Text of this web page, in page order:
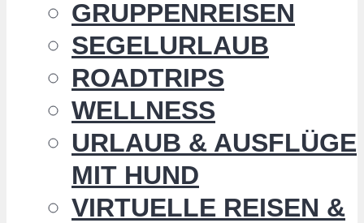
GRUPPENREISEN
SEGELURLAUB
ROADTRIPS
WELLNESS
URLAUB & AUSFLÜGE
MIT HUND
VIRTUELLE REISEN &